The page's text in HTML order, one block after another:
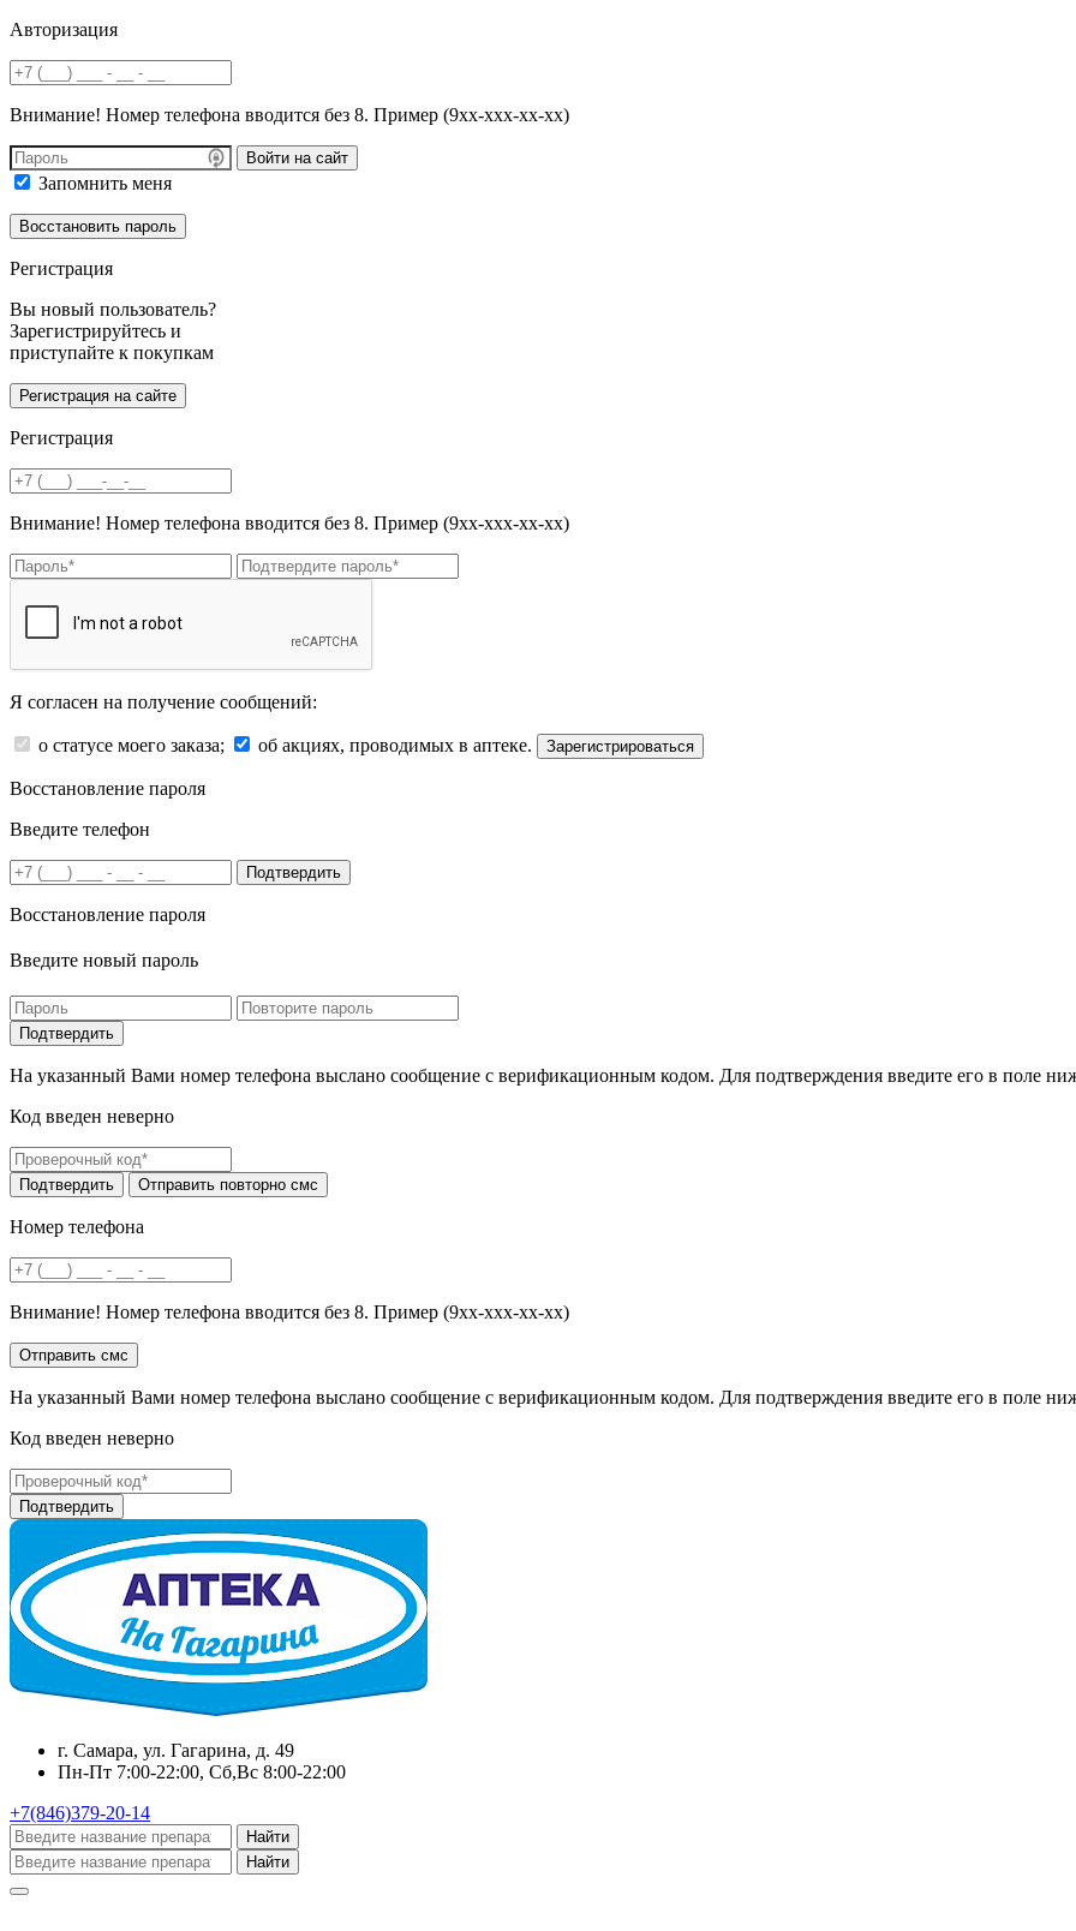
Авторизация
Внимание! Номер телефона вводится без 8. Пример (9хх-ххх-хх-хх)
Войти на сайт
Запомнить меня
Регистрация
Вы новый пользователь?
Зарегистрируйтесь и
приступайте к покупкам
Регистрация
Внимание! Номер телефона вводится без 8. Пример (9хх-ххх-хх-хх)
Я согласен на получение сообщений:
о статусе моего заказа; об акциях, проводимых в аптеке. Зарегистрироваться
Восстановление пароля
Введите телефон
Подтвердить
Восстановление пароля
Введите новый пароль
На указанный Вами номер телефона выслано сообщение с верификационным кодом. Для подтверждения введите его в поле
Код введен неверно
Номер телефона
Внимание! Номер телефона вводится без 8. Пример (9хх-ххх-хх-хх)
На указанный Вами номер телефона выслано сообщение с верификационным кодом. Для подтверждения введите его в поле
Код введен неверно
г. Самара, ул. Гагарина, д. 49
Пн-Пт 7:00-22:00, Сб,Вс 8:00-22:00
+7(846)379-20-14
Найти
Найти